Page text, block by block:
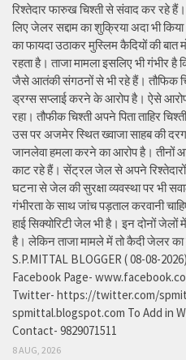
रिश्तेदार फारुख चिश्ती से संवाद कर रहे
लिए जेलर सद्दाम का शुक्रिया अदा भी
का फायदा उठाकर मुस्लिम कैदियों की बात
रहता है। ताजा मामला इसलिए भी गंभीर
जैसे आतंकी संगठनों से भी रहे हैं। तौफिक
ड्रग्स सप्लाई करने के आरोप है। ऐसे
रहा। तौफीक चिश्ती अपने पिता ताहिर
उस पर अजमेर स्थित ख्वाजा साहब की
जानलेवा हमला करने का आरोप है। तीनों
काट रहे हैं। सेंट्रल जेल से अपने
घटना से जेल की सुरक्षा व्यवस्था पर भी
गंभीरता के साथ जांच पड़ताल करवानी
हाई सिक्योरिटी जेल भी है। इन दोनों
है। लेकिन ताजा मामले में तो कैदी जेलर का
S.P.MITTAL BLOGGER ( 08-08-
Facebook Page-
Twitter- https://twitter.com/
spmittal.blogspot.com To Add in
Contact- 9829071511
8 AUG, 2026